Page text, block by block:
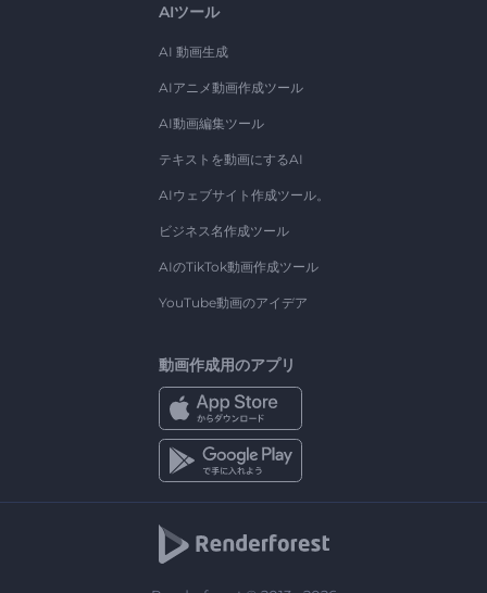
AIツール
AI 動画生成
AIアニメ動画作成ツール
AI動画編集ツール
テキストを動画にするAI
AIウェブサイト作成ツール。
ビジネス名作成ツール
AIのTikTok動画作成ツール
YouTube動画のアイデア
動画作成用のアプリ